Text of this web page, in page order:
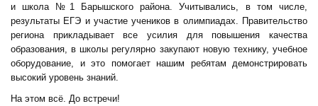
и школа №1 Барышского района. Учитывались, в том числе,
результаты ЕГЭ и участие учеников в олимпиадах. Правительство
региона прикладывает все усилия для повышения качества
образования, в школы регулярно закупают новую технику, учебное
оборудование, и это помогает нашим ребятам демонстрировать
высокий уровень знаний.
На этом всё. До встречи!